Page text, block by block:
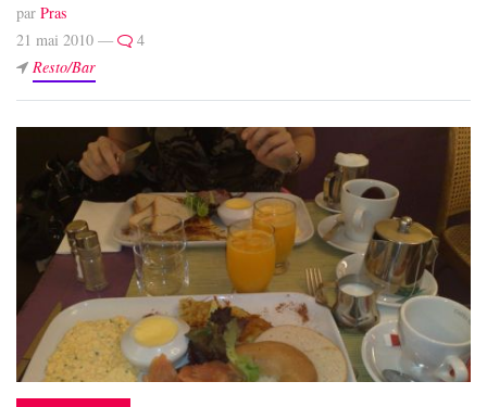
par Pras
21 mai 2010 —
4
Resto/Bar